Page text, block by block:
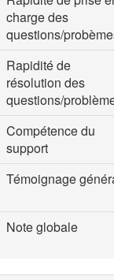
charge des
questions/
Rapidité de
résolution des
questions/
Compétence du
support
Témoignage
Note globale